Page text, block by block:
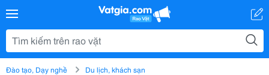
Đào tạo, Dạy nghề Du lịch, khách sạn